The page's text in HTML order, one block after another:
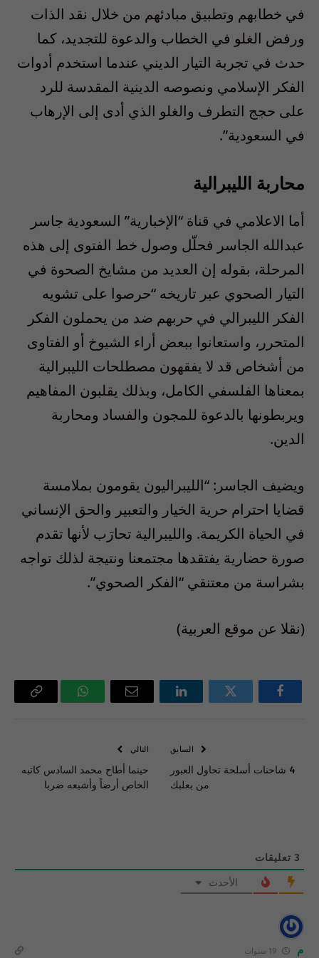
في خطابهم وتطبيق مبادئهم من خلال نقد الذات
ورفض الغلو في الخطاب والدعوة للتجديد، كما
حدث في تجربة التيار الديني عندما استخدم أدوات
الفكر الإسلامي ونصوصه الدينية المقدسة للرد
على حجج التطرف والغلو الذي أدى إلى الإرهاب
في السعودية”.
محاربة الليبرالية
أما الاعلامي في قناة “الإخبارية” السعودية جاسر
عبدالله الجاسر فحلّل وصول خط الفتوى إلى هذه
المرحلة، بقوله إن العديد من مشايخ الصحوة في
التيار الصحوي عبر تاريخه “حرصوا على تشويه
الفكر الليبرالي في حربهم ضد من يحملون الفكر
المتحرر، واستعانوا ببعض أراء الشيوخ أو الفتاوى
من أشخاص قد لا يفقهون مصطلحات الليبرالية
بمعناها الفلسفي الكامل، وبذلك يقلبون المفاهيم
ويربطونها بالدعوة للمجون والفساد ومحاربة
الدين.
ويضيف الجاسر: “الليبراليون يقومون بملامسة
قضايا احترام حرية الخيار والتعبير والحق الإنساني
في الحياة الكريمة. والليبرالية تحارَب لأنها تقدم
صورة حضارية يفتقدها مجتمعنا ونتيجة لذلك تواجه
بشراسة من معتنقي “الفكر الصحوي”.
(نقلا عن موقع العربية)
فيسبوك تويتر لينكدإن
البريد
واتساب Copy
السابق
4 شاحنات أسلحة تحاول العبور
من بعلبك
التالي
حينما أطاح محمد السادس كاتبه
الخاص أرضاً وأشبعه ضربا
3 تعليقات
الأحدث
م